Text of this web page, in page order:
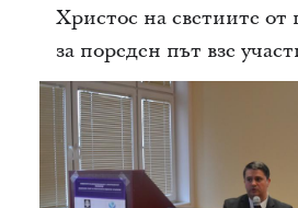
Христос на светиите
за пореден път взе